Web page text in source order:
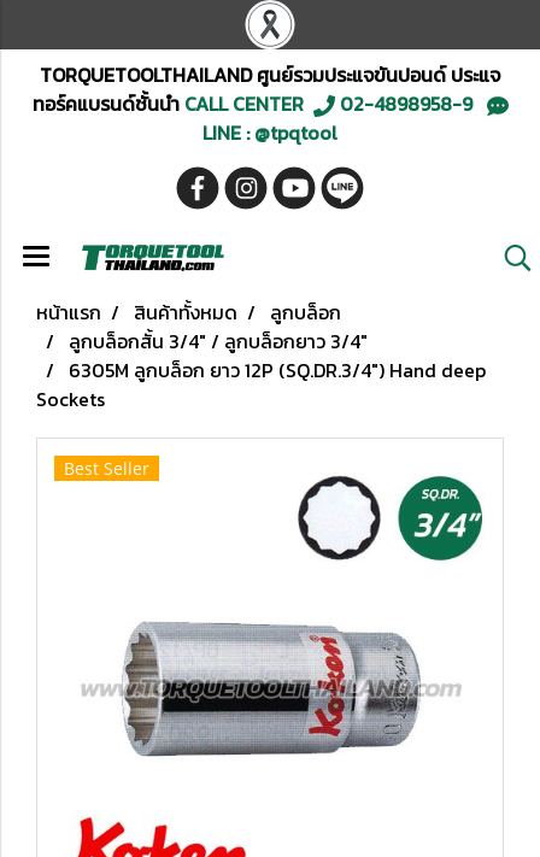
TORQUETOOLTHAILAND ศูนย์รวมประแจขันปอนด์ ประแจ
ทอร์คแบรนด์ชั้นนำCALL CENTER
02-4898958-9
LINE : @tpqtool
หน้าแรก สินค้าทั้งหมด
ลูกบล็อก
ลูกบล็อกสั้น 3/4" / ลูกบล็อกยาว 3/4"
6305M ลูกบล็อก ยาว 12P (SQ.DR.3/4") Hand deep
Sockets
Best Seller